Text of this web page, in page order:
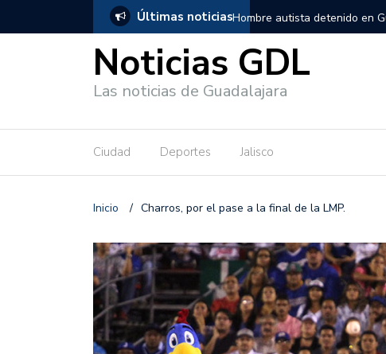
Últimas noticias
salió de los separos sin lesiones graves Títeres gigantes recorrerán
Noticias GDL
Las noticias de Guadalajara
Ciudad Deportes Jalisco
Inicio / Charros, por el pase a la final de la LMP.